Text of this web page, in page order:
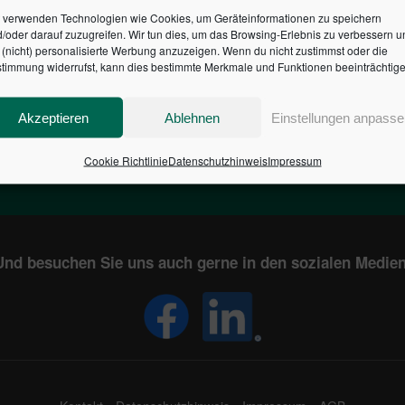
verwenden Technologien wie Cookies, um Geräteinformationen zu speichern
oder darauf zuzugreifen. Wir tun dies, um das Browsing-Erlebnis zu verbessern
personalisierte Werbung anzuzeigen. Wenn du nicht zustimmst oder die
widerrufst, kann dies bestimmte Merkmale und Funktionen
Akzeptieren Ablehnen Einstellungen
Cookie RichtlinieDatenschutzhinweisImpressum
DES BUNDES DER
€
IN DEUTSCHLAND
besuchen Sie uns auch gerne in den sozialen